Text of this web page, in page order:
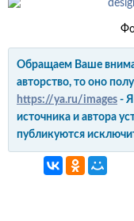
Обращаем Ваше
авторство, то оно
https://ya.ru/images -
источника и автора
публикуются